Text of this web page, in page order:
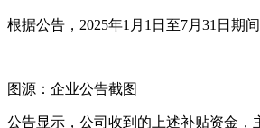
根据公告，2025年1月1日至7月31日期
图源：企业公告截图
公告显示，公司收到的上述补贴资金，